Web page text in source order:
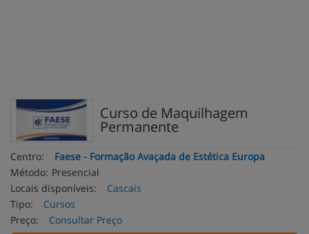
Curso de Maquilhagem
Permanente
Centro:
Faese - Formação Avaçada de Estética Europa
Método: Presencial
Locais disponíveis:
Cascais
Tipo:
Cursos
Preço:
Consultar Preço